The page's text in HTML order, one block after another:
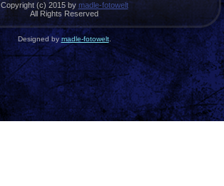
Copyright (c) 2015 by madle-fotowelt
All Rights Reserved
Designed by madle-fotowelt.